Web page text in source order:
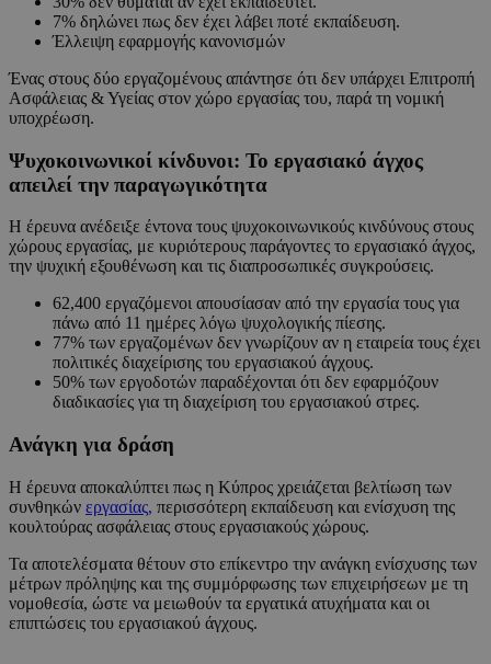
7% δηλώνει πως δεν έχει λάβει ποτέ εκπαίδευση.
Έλλειψη εφαρμογής κανονισμών
Ένας στους δύο εργαζομένους απάντησε ότι δεν υπάρχει Επιτροπή
Ασφάλειας & Υγείας στον χώρο εργασίας του, παρά τη νομική
υποχρέωση.
Ψυχοκοινωνικοί κίνδυνοι: Το εργασιακό άγχος
απειλεί την παραγωγικότητα
Η έρευνα ανέδειξε έντονα τους ψυχοκοινωνικούς κινδύνους στους
χώρους εργασίας, με κυριότερους παράγοντες το εργασιακό άγχος,
την ψυχική εξουθένωση και τις διαπροσωπικές συγκρούσεις.
62,400 εργαζόμενοι απουσίασαν από την εργασία τους για
πάνω από 11 ημέρες λόγω ψυχολογικής πίεσης.
77% των εργαζομένων δεν γνωρίζουν αν η εταιρεία τους έχει
πολιτικές διαχείρισης του εργασιακού άγχους.
50% των εργοδοτών παραδέχονται ότι δεν εφαρμόζουν
διαδικασίες για τη διαχείριση του εργασιακού στρες.
Ανάγκη για δράση
Η έρευνα αποκαλύπτει πως η Κύπρος χρειάζεται βελτίωση των
συνθηκών εργασίας, περισσότερη εκπαίδευση και ενίσχυση της
κουλτούρας ασφάλειας στους εργασιακούς χώρους.
Τα αποτελέσματα θέτουν στο επίκεντρο την ανάγκη ενίσχυσης των
μέτρων πρόληψης και της συμμόρφωσης των επιχειρήσεων με τη
νομοθεσία, ώστε να μειωθούν τα εργατικά ατυχήματα και οι
επιπτώσεις του εργασιακού άγχους.